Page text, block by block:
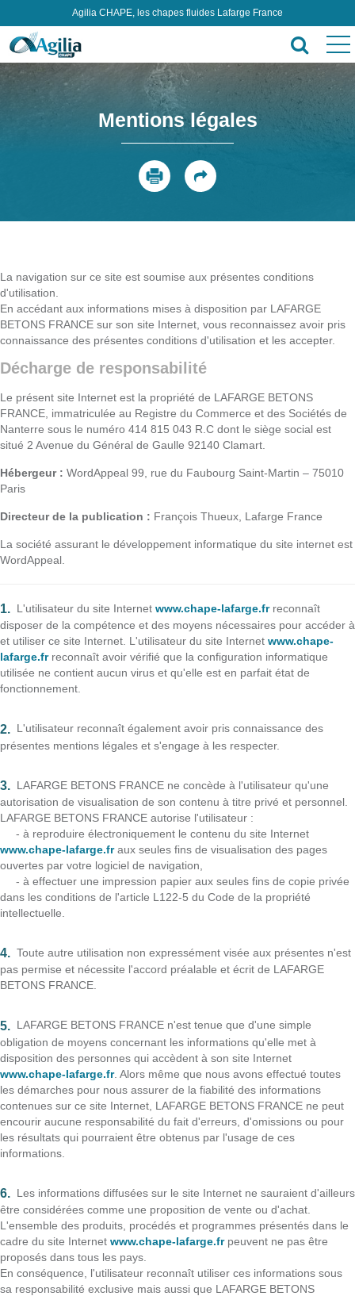
Agilia CHAPE, les chapes fluides Lafarge France
Mentions légales
La navigation sur ce site est soumise aux présentes conditions
d'utilisation.
En accédant aux informations mises à disposition par LAFARGE
BETONS FRANCE sur son site Internet, vous reconnaissez avoir pris
connaissance des présentes conditions d'utilisation et les accepter.
Décharge de responsabilité
Le présent site Internet est la propriété de LAFARGE BETONS
FRANCE, immatriculée au Registre du Commerce et des Sociétés de
Nanterre sous le numéro 414 815 043 R.C dont le siège social est
situé 2 Avenue du Général de Gaulle 92140 Clamart.
Hébergeur : WordAppeal 99, rue du Faubourg Saint-Martin – 75010
Paris
Directeur de la publication : François Thueux, Lafarge France
La société assurant le développement informatique du site internet est
WordAppeal.
L'utilisateur du site Internet www.chape-lafarge.frreconnaît
disposer de la compétence et des moyens nécessaires pour accéder à
et utiliser ce site Internet. L'utilisateur du site Internet www.chape-
lafarge.frreconnaît avoir vérifié que la configuration informatique
utilisée ne contient aucun virus et qu'elle est en parfait état de
fonctionnement.
L'utilisateur reconnaît également avoir pris connaissance des
présentes mentions légales et s'engage à les respecter.
LAFARGE BETONS FRANCE ne concède à l'utilisateur qu'une
autorisation de visualisation de son contenu à titre privé et personnel.
LAFARGE BETONS FRANCE autorise l'utilisateur :
- à reproduire électroniquement le contenu du site Internet
www.chape-lafarge.fraux seules fins de visualisation des pages
ouvertes par votre logiciel de navigation,
- à effectuer une impression papier aux seules fins de copie privée
dans les conditions de l'article L122-5 du Code de la propriété
intellectuelle.
Toute autre utilisation non expressément visée aux présentes n'est
pas permise et nécessite l'accord préalable et écrit de LAFARGE
BETONS FRANCE.
LAFARGE BETONS FRANCE n'est tenue que d'une simple
obligation de moyens concernant les informations qu'elle met à
disposition des personnes qui accèdent à son site Internet
www.chape-lafarge.fr. Alors même que nous avons effectué toutes
les démarches pour nous assurer de la fiabilité des informations
contenues sur ce site Internet, LAFARGE BETONS FRANCE ne peut
encourir aucune responsabilité du fait d'erreurs, d'omissions ou pour
les résultats qui pourraient être obtenus par l'usage de ces
informations.
Les informations diffusées sur le site Internet ne sauraient d'ailleurs
être considérées comme une proposition de vente ou d'achat.
L'ensemble des produits, procédés et programmes présentés dans le
cadre du site Internet www.chape-lafarge.frpeuvent ne pas être
proposés dans tous les pays.
En conséquence, l'utilisateur reconnaît utiliser ces informations sous
sa responsabilité exclusive mais aussi que LAFARGE BETONS